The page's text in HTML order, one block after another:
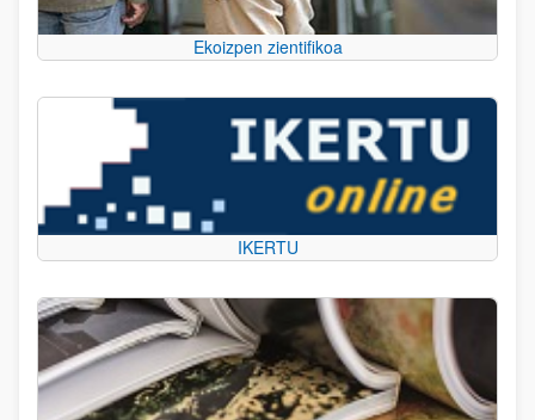
Ekoizpen zientifikoa
IKERTU